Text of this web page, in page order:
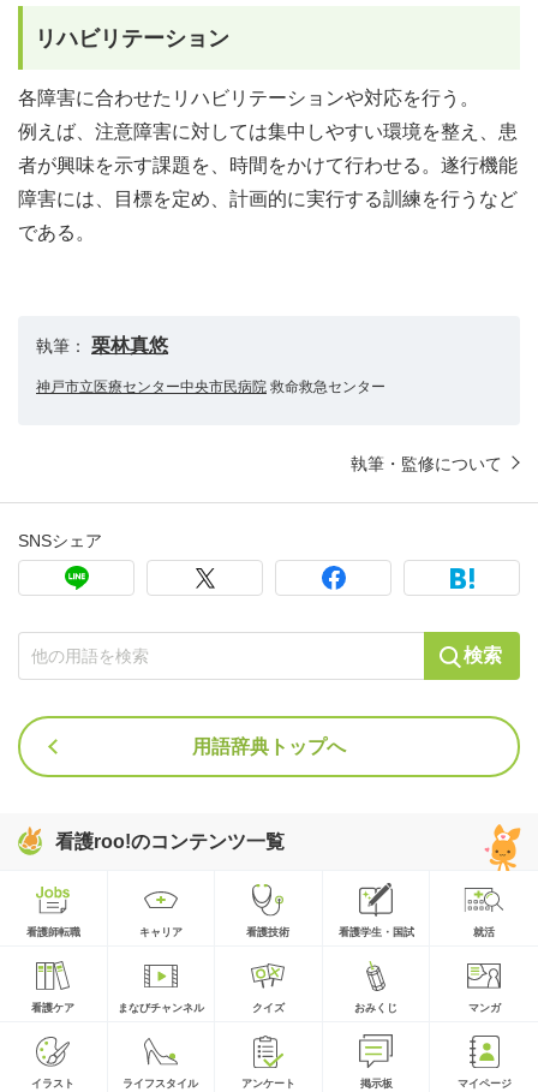
リハビリテーション
各障害に合わせたリハビリテーションや対応を行う。
例えば、注意障害に対しては集中しやすい環境を整え、患
者が興味を示す課題を、時間をかけて行わせる。遂行機能
障害には、目標を定め、計画的に実行する訓練を行うなど
である。
執筆： 栗林真悠
神戸市立医療センター中央市民病院 救命救急センター
執筆・監修について
SNSシェア
検索
用語辞典トップへ
看護roo!のコンテンツ一覧
看護師転職 キャリア 看護技術 看護学生・国試 就活
看護ケア まなびチャンネル クイズ おみくじ マンガ
イラスト ライフスタイル アンケート 掲示板 マイページ